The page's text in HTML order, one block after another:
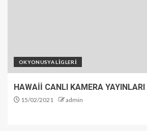
OKYONUSYA LİGLERİ
HAWAİİ CANLI KAMERA YAYINLARI
15/02/2021 admin